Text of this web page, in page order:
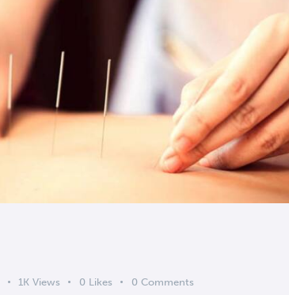
1K Views 0 Likes 0 Comments